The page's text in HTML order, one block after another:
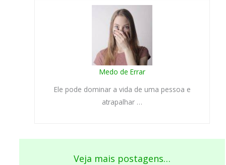
Medo de Errar
Ele pode dominar a vida de uma pessoa e
atrapalhar …
Veja mais postagens…